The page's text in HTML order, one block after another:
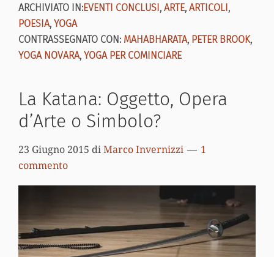
ARCHIVIATO IN:EVENTI CONCLUSI, ARTE, ARTICOLI,
POESIA, YOGA
CONTRASSEGNATO CON: MAHABHARATA, PETER BROOK,
YOGA NOVARA, YOGA PER COMINCIARE
La Katana: Oggetto, Opera
d’Arte o Simbolo?
23 Giugno 2015 diMarco Invernizzi
1
commento